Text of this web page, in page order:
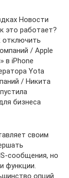
Новости
это работает?
отключить
/ Apple
в iPhone
Yota
/ Никита
бизнеса
своим
сообщения, но
функции.
опций